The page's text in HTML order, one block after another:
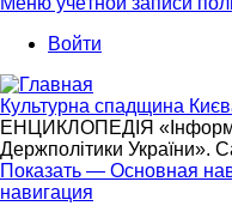
Меню
учётной
записи
пользователя
Войти
Культурна спадщина
ЕНЦИКЛОПЕДІЯ
Держполітики України».
Основная
Показать — Основная
навигация